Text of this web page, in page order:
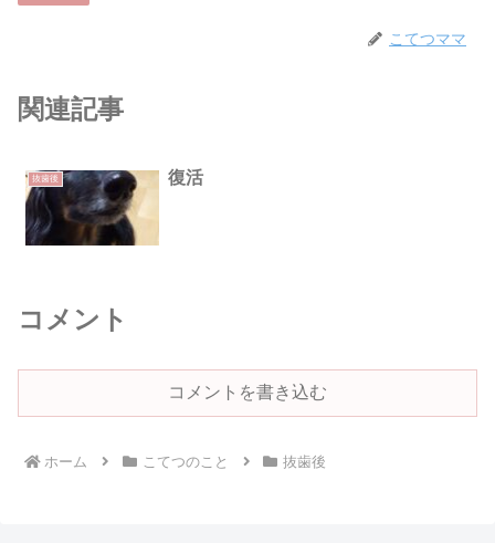
こてつママ
関連記事
抜歯後 復活
コメント
コメントを書き込む
ホーム こてつのこと 抜歯後